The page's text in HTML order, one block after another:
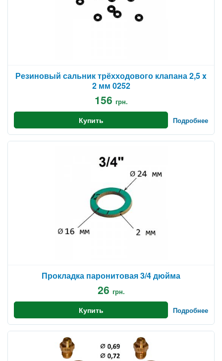
Резиновый сальник трёхходового клапана 2,5 x
2 мм 0252
156 грн.
Купить Подробнее
Прокладка паронитовая 3/4 дюйма
26 грн.
Купить Подробнее